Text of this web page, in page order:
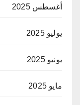
أغسطس 2025
يوليو 2025
يونيو 2025
مايو 2025